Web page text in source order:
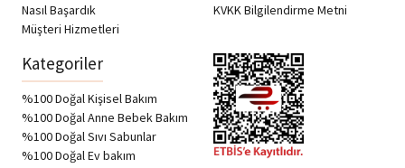
Nasıl Başardık
Müşteri Hizmetleri
KVKK Bilgilendirme Metni
Kategoriler
%100 Doğal Kişisel Bakım
%100 Doğal Anne Bebek Bakım
%100 Doğal Sıvı Sabunlar
%100 Doğal Ev bakım